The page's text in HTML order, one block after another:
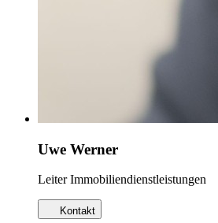
Uwe Werner
Leiter Immobiliendienstleistungen
Kontakt